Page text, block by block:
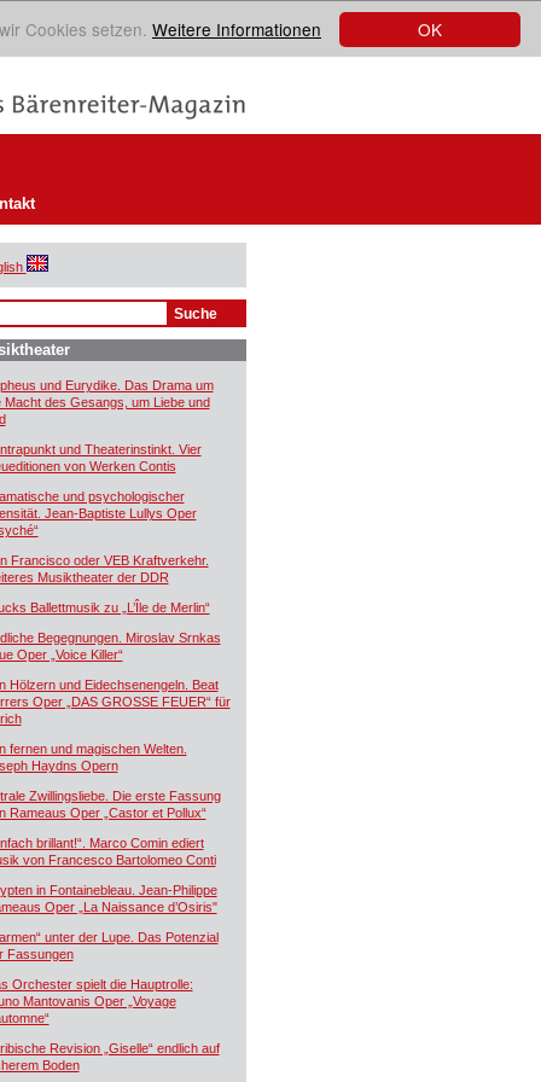
OK
Cookies setzen. Weitere Informationen
und Eurydike. Das Drama um
Macht des Gesangs, um Liebe und
und Theaterinstinkt. Vier
von Werken Contis
und psychologischer
Jean-Baptiste Lullys Oper
Francisco oder VEB Kraftverkehr.
Musiktheater der DDR
Ballettmusik zu „L’Île de Merlin“
Begegnungen. Miroslav Srnkas
Oper „Voice Killer“
Hölzern und Eidechsenengeln. Beat
Oper „DAS GROSSE FEUER“ für
fernen und magischen Welten.
Haydns Opern
Zwillingsliebe. Die erste Fassung
Rameaus Oper „Castor et Pollux“
brillant!“. Marco Comin ediert
von Francesco Bartolomeo Conti
in Fontainebleau. Jean-Philippe
Oper „La Naissance d’Osiris"
unter der Lupe. Das Potenzial
Fassungen
Orchester spielt die Hauptrolle:
Mantovanis Oper „Voyage
Revision „Giselle“ endlich auf
Boden